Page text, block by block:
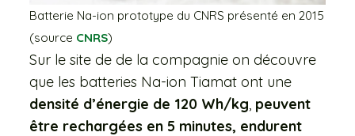
Batterie Na-ion prototype du CNRS présenté en 2015
(source CNRS)
Sur le site de de la compagnie on découvre
que les batteries Na-ion Tiamat ont une
densité d’énergie de 120 Wh/kg, peuvent
être rechargées en 5 minutes, endurent